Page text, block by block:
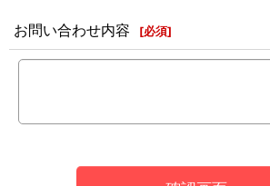
お問い合わせ内容 [必須]